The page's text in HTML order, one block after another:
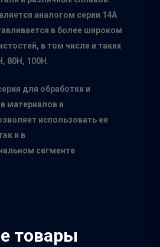
аналогом серии 14А
в более широком
в том числе и таких
80Н, 100Н.
для обработки и
материалов и
использовать ее
и в
сегменте
товары
О нас
Каталог
Производители
Контакты